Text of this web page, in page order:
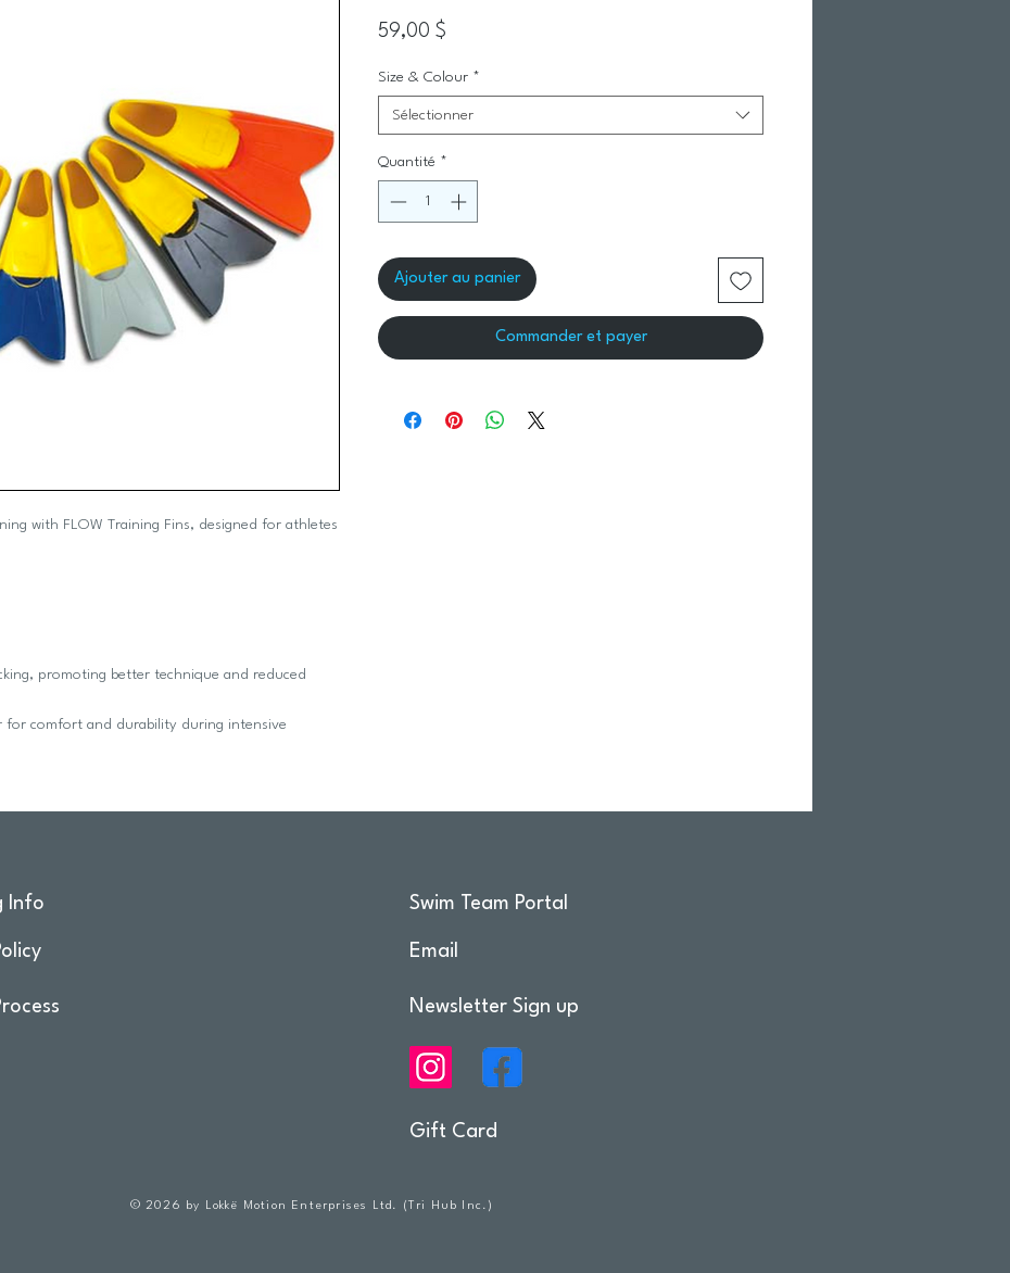
with FLOW Training Fins, designed for athletes
promoting better technique and reduced
for comfort and durability during intensive
59,00 $
Size & Colour *
Sélectionner
Quantité *
Ajouter au panier
Commander et payer
Info Swim Team Portal
Email
Newsletter Sign up
Gift Card
© 2026 by Lokkë Motion Enterprises Ltd. (Tri Hub Inc.)